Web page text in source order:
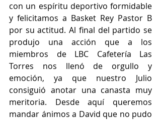
con un espíritu deportivo formidable
y felicitamos a Basket Rey Pastor B
por su actitud. Al final del partido se
produjo una acción que a los
miembros de LBC Cafetería Las
Torres nos llenó de orgullo y
emoción, ya que nuestro Julio
consiguió anotar una canasta muy
meritoria. Desde aquí queremos
mandar ánimos a David que no pudo